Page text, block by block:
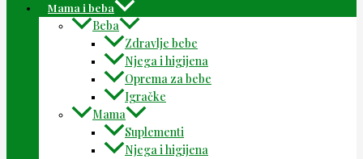
Mama i beba
Beba
Zdravlje bebe
Njega i higijena
Oprema za bebe
Igračke
Mama
Suplementi
Njega i higijena